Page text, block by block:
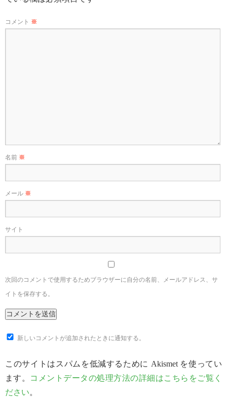
コメント ※
名前 ※
メール ※
サイト
次回のコメントで使用するためブラウザーに自分の名前、メールアドレス、サ
イトを保存する。
新しいコメントが追加されたときに通知する。
このサイトはスパムを低減するために Akismet を使ってい
ます。 コメントデータの処理方法の詳細はこちらをご覧く
ださい。